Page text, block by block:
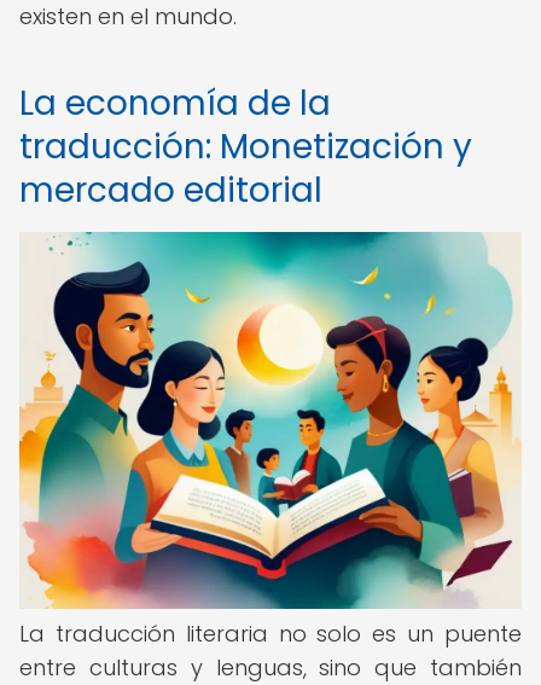
existen en el mundo.
La economía de la
traducción: Monetización y
mercado editorial
La traducción literaria no solo es un puente
entre culturas y lenguas, sino que también